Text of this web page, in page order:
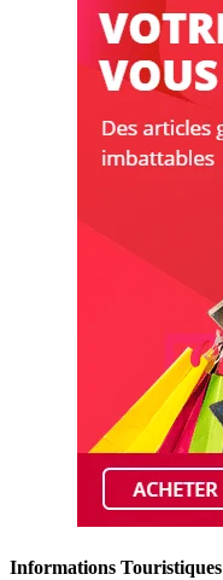
Informations Touristiques